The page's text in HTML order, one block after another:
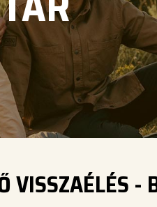
VISSZAÉLÉS -